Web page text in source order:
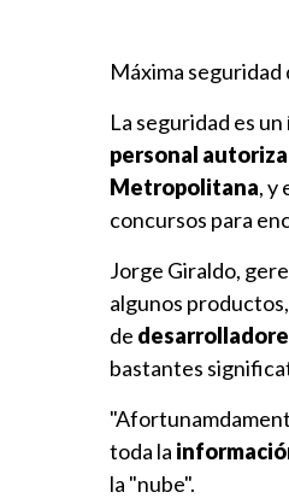
Máxima seguridad
La seguridad es
personal
Metropolitana, y
concursos para
Jorge Giraldo,
algunos
de
bastantes
toda la
la "nube".